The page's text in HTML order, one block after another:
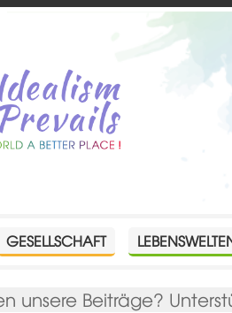
GESELLSCHAFT
unsere Beiträge?